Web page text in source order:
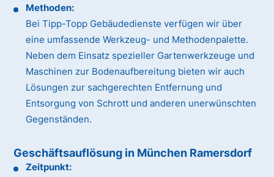
Methoden:
Bei Tipp-Topp Gebäudedienste verfügen wir über
eine umfassende Werkzeug- und Methodenpalette.
Neben dem Einsatz spezieller Gartenwerkzeuge und
Maschinen zur Bodenaufbereitung bieten wir auch
Lösungen zur sachgerechten Entfernung und
Entsorgung von Schrott und anderen unerwünschten
Gegenständen.
Geschäftsauflösung in München Ramersdorf
Zeitpunkt: